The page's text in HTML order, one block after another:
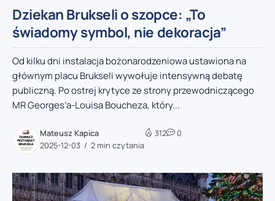
Dziekan Brukseli o szopce: „To
świadomy symbol, nie dekoracja”
Od kilku dni instalacja bożonarodzeniowa ustawiona na
głównym placu Brukseli wywołuje intensywną debatę
publiczną. Po ostrej krytyce ze strony przewodniczącego
MR Georges’a-Louisa Boucheza, który...
Mateusz Kapica
2025-12-03
2 min czytania
312 0